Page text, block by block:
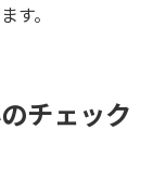
す。
チェック